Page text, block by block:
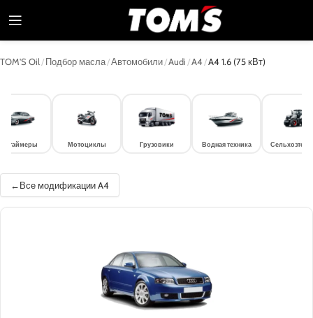
TOM'S Oil /Подбор масла/Автомобили/Audi /A4 /A4 1.6 (75 кВт)
Мотоциклы Грузовики Водная техника
Все модификации A4